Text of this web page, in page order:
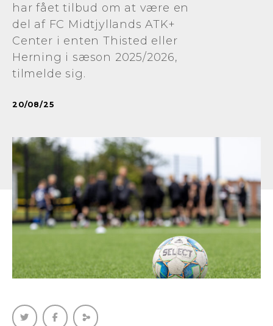
har fået tilbud om at være en
del af FC Midtjyllands ATK+
Center i enten Thisted eller
Herning i sæson 2025/2026,
tilmelde sig.
20/08/25